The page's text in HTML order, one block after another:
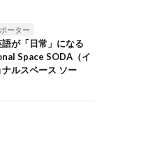
ーター
が「日常」になる
Space SODA（イ
ルスペース ソー